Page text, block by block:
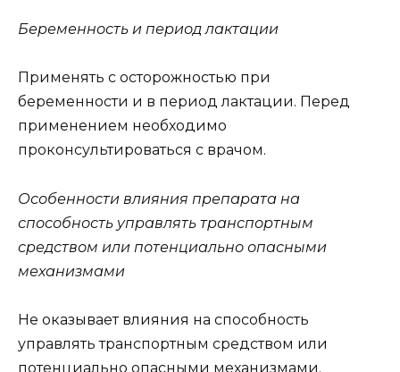
Беременность и период лактации
Применять с осторожностью при
беременности и в период лактации. Перед
применением необходимо
проконсультироваться с врачом.
Особенности влияния препарата на
способность управлять транспортным
средством или потенциально опасными
механизмами
Не оказывает влияния на способность
управлять транспортным средством или
потенциально опасными механизмами.